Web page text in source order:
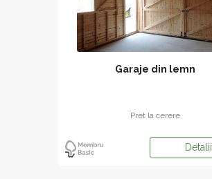
Garaje din lemn
Pret la cerere
Detalii